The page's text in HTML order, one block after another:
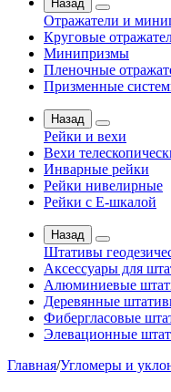
Назад
Отражатели и
Круговые
Минипризмы
Пленочные
Призменные
Назад
Рейки и вехи
Вехи
Инварные рейки
Рейки нивелирные
Рейки с Е-шкалой
Назад
Штативы
Аксессуары для
Алюминиевые
Деревянные
Фибергласовые
Элевационные
Главная/Угломеры и